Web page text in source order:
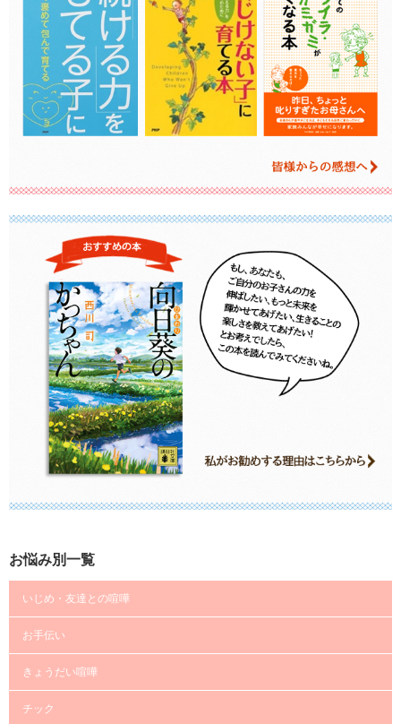
お悩み別一覧
いじめ・友達との喧嘩
お手伝い
きょうだい喧嘩
チック